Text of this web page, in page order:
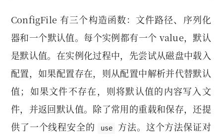
ConfigFile 有三个构造函数：文件路径、序列化
器和一个默认值。每个实例都有一个 value，默认
是默认值。在实例化过程中，先尝试从磁盘中载入
配置，如果配置存在，则从配置中解析并代替默认
值；如果文件不存在，则将默认值的内容写入文
件，并返回默认值。除了常用的重载和保存，还提
供了一个线程安全的
use
方法。这个方法保证对